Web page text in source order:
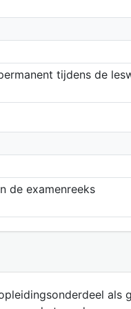
tijdens de
de examenreeks